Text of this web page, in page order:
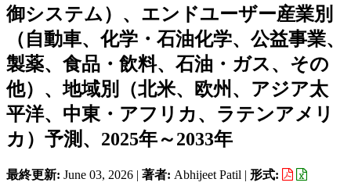
御システム）、エンドユーザー産業別
（自動車、化学・石油化学、公益事業、
製薬、食品・飲料、石油・ガス、その
他）、地域別（北米、欧州、アジア太
平洋、中東・アフリカ、ラテンアメリ
カ）予測、2025年～2033年
最終更新: June 03, 2026 | 著者: Abhijeet Patil | 形式: